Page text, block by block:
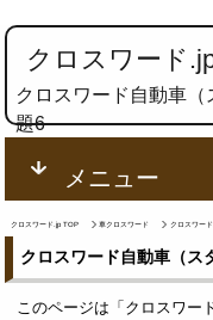
クロスワード
クロスワード自動車
題6
メニュー
クロスワード.jp TOP 車クロスワード クロスワー
クロスワード自動車（ス
このページは「クロスワー